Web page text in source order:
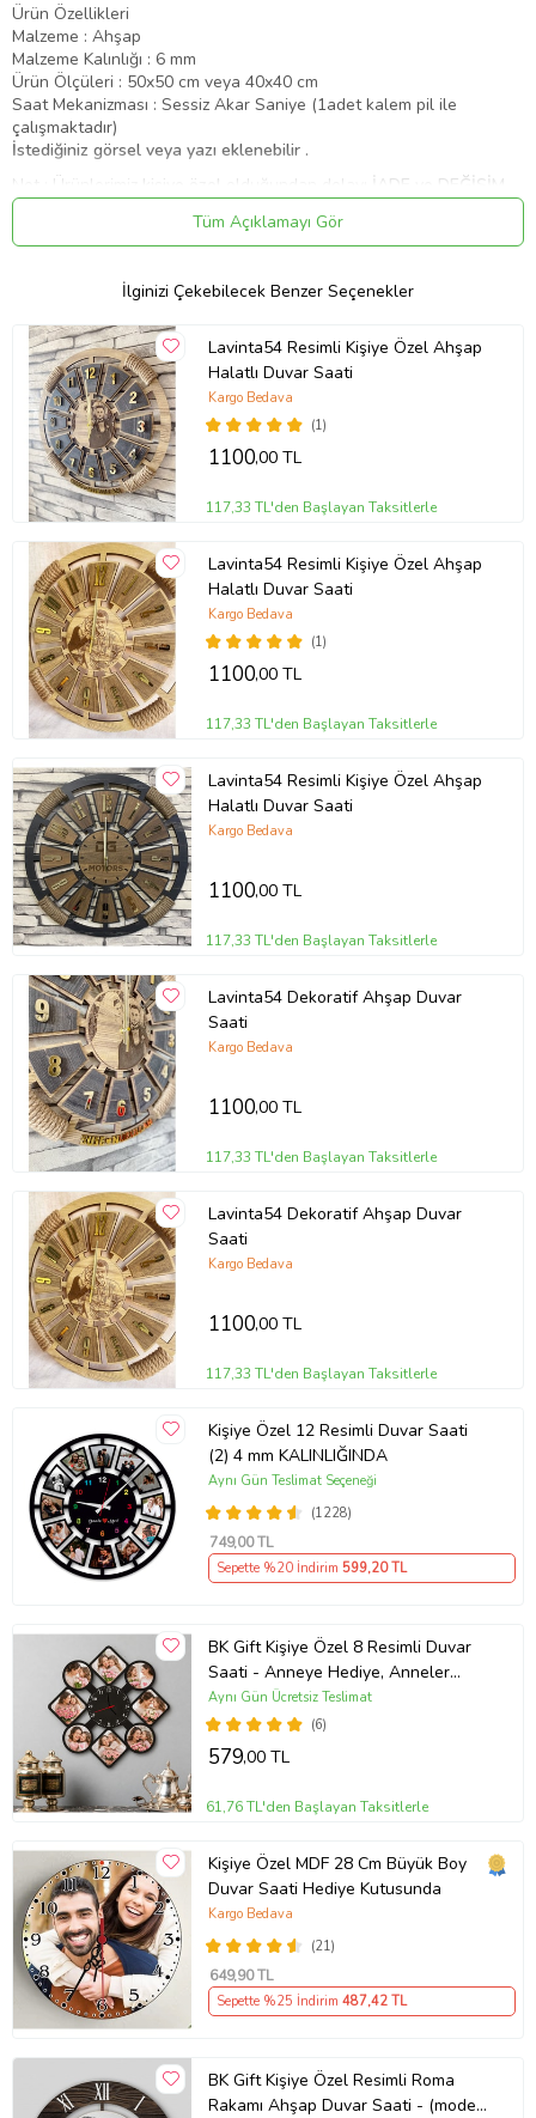
Ürün Özellikleri
Malzeme : Ahşap
Malzeme Kalınlığı : 6 mm
Ürün Ölçüleri : 50x50 cm veya 40x40 cm
Saat Mekanizması : Sessiz Akar Saniye (1adet kalem pil ile
çalışmaktadır)
İstediğiniz görsel veya yazı eklenebilir .
Not : Ürünlerimiz kişiye özel olduğundan dolayı
İADE ve DEĞİŞİM
yapılmamaktadır.
Ürün Kodu:kcm44614883
Tüm Açıklamayı Gör
İlginizi Çekebilecek Benzer Seçenekler
Lavinta54 Resimli Kişiye Özel Ahşap
Halatlı Duvar Saati
(1)
Kargo Bedava
1100,00 TL
117,33 TL'den Başlayan Taksitlerle
Lavinta54 Resimli Kişiye Özel Ahşap
Halatlı Duvar Saati
(1)
Kargo Bedava
1100,00 TL
117,33 TL'den Başlayan Taksitlerle
Lavinta54 Resimli Kişiye Özel Ahşap
Halatlı Duvar Saati
Kargo Bedava
1100,00 TL
117,33 TL'den Başlayan Taksitlerle
Lavinta54 Dekoratif Ahşap Duvar
Saati
Kargo Bedava
1100,00 TL
117,33 TL'den Başlayan Taksitlerle
Lavinta54 Dekoratif Ahşap Duvar
Saati
Kargo Bedava
1100,00 TL
117,33 TL'den Başlayan Taksitlerle
Kişiye Özel 12 Resimli Duvar Saati
(2) 4 mm KALINLIĞINDA
(1228)
Aynı Gün Teslimat Seçeneği
749,00 TL
Sepette %20 İndirim 599,20 TL
BK Gift Kişiye Özel 8 Resimli Duvar
Saati - Anneye Hediye, Anneler
Günü Hediyesi, Ev Hediyesi
(6)
Aynı Gün Ücretsiz Teslimat
579,00 TL
61,76 TL'den Başlayan Taksitlerle
Kişiye Özel MDF 28 Cm Büyük Boy
Duvar Saati Hediye Kutusunda
(21)
Kargo Bedava
649,90 TL
Sepette %25 İndirim 487,42 TL
BK Gift Kişiye Özel Resimli Roma
Rakamı Ahşap Duvar Saati - (model